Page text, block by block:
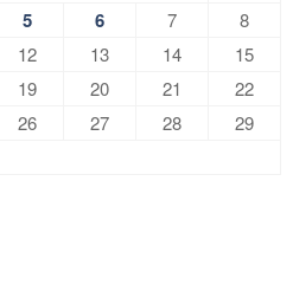
5 6 7
8
12 13 14
15
19 20 21
22
26 27 28
29